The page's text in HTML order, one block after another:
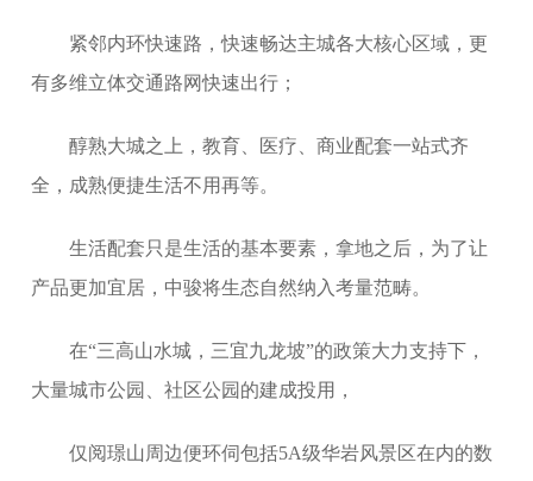
紧邻内环快速路，快速畅达主城各大核心区域，更
有多维立体交通路网快速出行；
醇熟大城之上，教育、医疗、商业配套一站式齐
全，成熟便捷生活不用再等。
生活配套只是生活的基本要素，拿地之后，为了让
产品更加宜居，中骏将生态自然纳入考量范畴。
在“三高山水城，三宜九龙坡”的政策大力支持下，
大量城市公园、社区公园的建成投用，
仅阅璟山周边便环伺包括5A级华岩风景区在内的数